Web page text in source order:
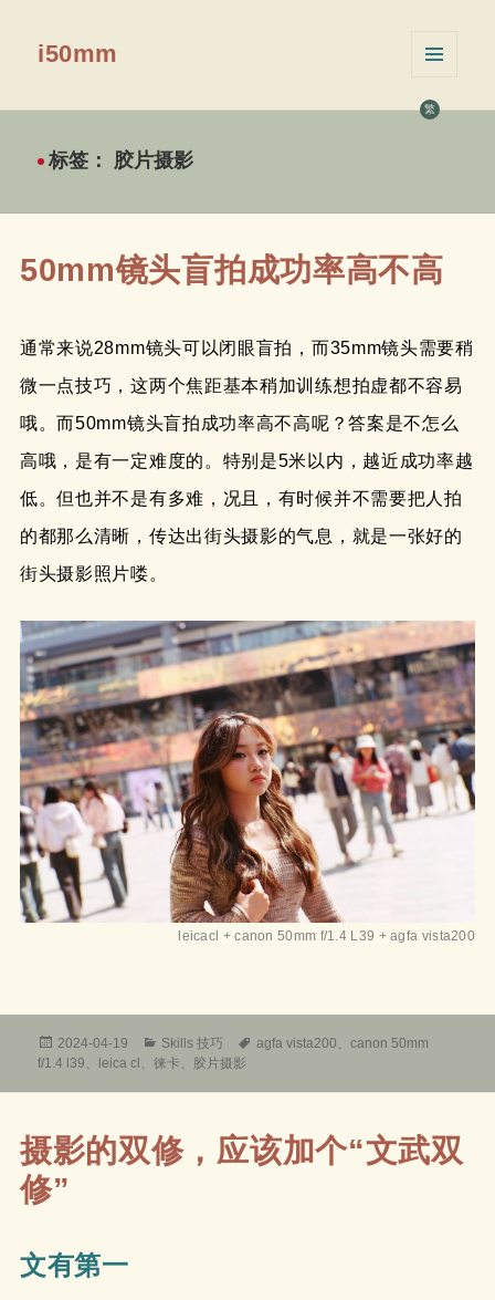
繁
i50mm
挂件
标签： 胶片摄影
50mm镜头盲拍成功率高不高
通常来说28mm镜头可以闭眼盲拍，而35mm镜头需要稍
微一点技巧，这两个焦距基本稍加训练想拍虚都不容易
哦。而50mm镜头盲拍成功率高不高呢？答案是不怎么
高哦，是有一定难度的。特别是5米以内，越近成功率越
低。但也并不是有多难，况且，有时候并不需要把人拍
的都那么清晰，传达出街头摄影的气息，就是一张好的
街头摄影照片喽。
leicacl + canon 50mm f/1.4 L39 + agfa vista200
发
布
2024-04-19
分
类
Skills 技巧
标
agfa vista200 、canon 50mm
f/1.4 l39 、 leica cl 、徕卡 、 胶片摄影
摄影的双修，应该加个“文武双
修”
文有第一